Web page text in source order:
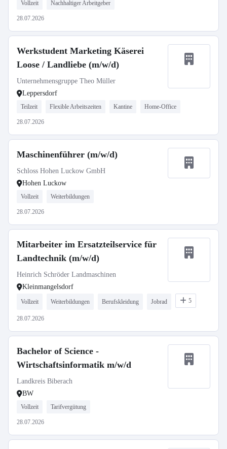
Vollzeit Nachhaltiger Arbeitgeber
28.07.2026
Werkstudent Marketing Käserei
Loose / Landliebe (m/w/d)
Unternehmensgruppe Theo Müller
Leppersdorf
Teilzeit Flexible Arbeitszeiten Kantine Home-Office
28.07.2026
Maschinenführer (m/w/d)
Schloss Hohen Luckow GmbH
Hohen Luckow
Vollzeit Weiterbildungen
28.07.2026
Mitarbeiter im Ersatzteilservice für
Landtechnik (m/w/d)
Heinrich Schröder Landmaschinen
Kleinmangelsdorf
Vollzeit Weiterbildungen Berufskleidung Jobrad 5
28.07.2026
Bachelor of Science -
Wirtschaftsinformatik m/w/d
Landkreis Biberach
BW
Vollzeit Tarifvergütung
28.07.2026